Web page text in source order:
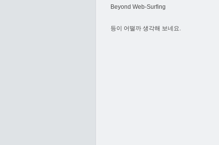
Beyond Web-Surfing
등이 어떨까 생각해 보네요.